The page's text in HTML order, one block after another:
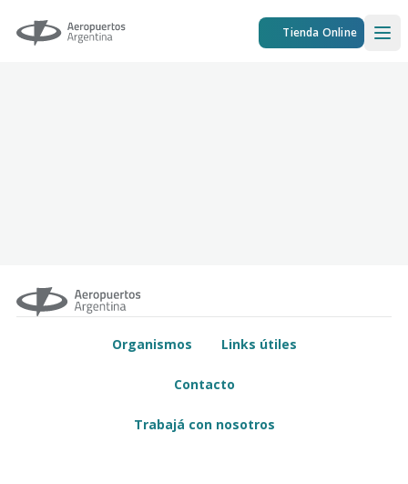
Aeropuertos Argentina Tienda Online
Organismos Links útiles
Contacto
Trabajá con nosotros